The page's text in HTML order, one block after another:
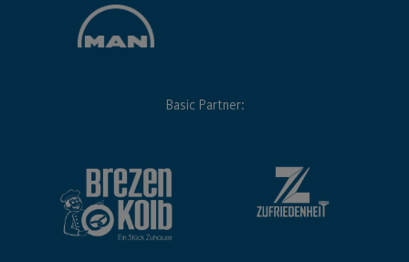
Basic Partner: